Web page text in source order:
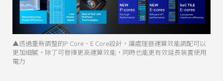
▲透過重新調整的P Core、E Core設計，讓處理器運算效能調配可以
更加細膩，除了可發揮更高運算效能，同時也能更有效延長裝置使用
電力